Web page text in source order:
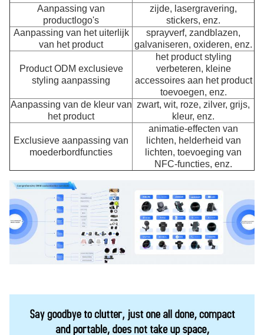
Aanpassing van
productlogo's
zijde, lasergravering,
stickers, enz.
Aanpassing van het uiterlijk
van het product
sprayverf, zandblazen,
galvaniseren, oxideren, enz.
Product ODM exclusieve
styling aanpassing
het product styling
verbeteren, kleine
accessoires aan het product
toevoegen, enz.
Aanpassing van de kleur van
het product
zwart, wit, roze, zilver, grijs,
kleur, enz.
Exclusieve aanpassing van
moederbordfuncties
animatie-effecten van
lichten, helderheid van
lichten, toevoeging van
NFC-functies, enz.